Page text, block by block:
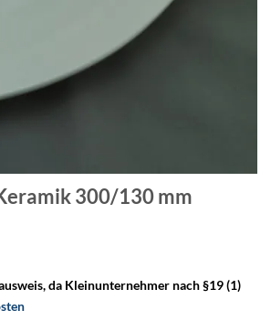
300/130 mm
da Kleinunternehmer nach §19 (1)